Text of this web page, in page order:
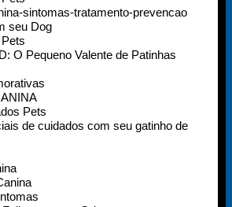
sintomas-tratamento-prevencao
seu Dog
O Pequeno Valente de Patinhas
Pets
de cuidados com seu gatinho de